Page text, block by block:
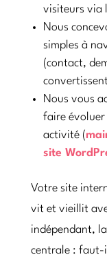
visiteurs via
Nous
simples à
(contact,
Nous vous
faire
activité (
site
Votre site
vit et vieillit
indépendant,
centrale : faut-